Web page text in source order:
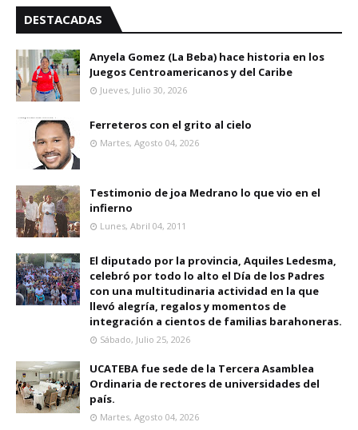
DESTACADAS
Anyela Gomez (La Beba) hace historia en los
Juegos Centroamericanos y del Caribe
Jueves, Julio 30, 2026
Ferreteros con el grito al cielo
Martes, Agosto 04, 2026
Testimonio de joa Medrano lo que vio en el
infierno
Lunes, Abril 04, 2011
El diputado por la provincia, Aquiles Ledesma,
celebró por todo lo alto el Día de los Padres
con una multitudinaria actividad en la que
llevó alegría, regalos y momentos de
integración a cientos de familias barahoneras.
Sábado, Julio 25, 2026
UCATEBA fue sede de la Tercera Asamblea
Ordinaria de rectores de universidades del
país.
Martes, Agosto 04, 2026